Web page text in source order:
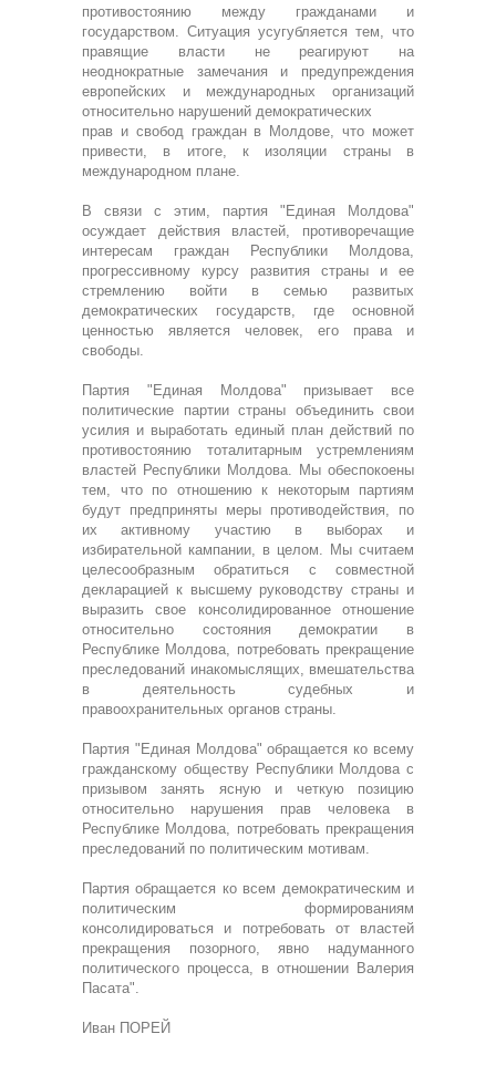
противостоянию между гражданами и
государством. Ситуация усугубляется тем, что
правящие власти не реагируют на
неоднократные замечания и предупреждения
европейских и международных организаций
относительно нарушений демократических
прав и свобод граждан в Молдове, что может
привести, в итоге, к изоляции страны в
международном плане.
В связи с этим, партия "Единая Молдова"
осуждает действия властей, противоречащие
интересам граждан Республики Молдова,
прогрессивному курсу развития страны и ее
стремлению войти в семью развитых
демократических государств, где основной
ценностью является человек, его права и
свободы.
Партия "Единая Молдова" призывает все
политические партии страны объединить свои
усилия и выработать единый план действий по
противостоянию тоталитарным устремлениям
властей Республики Молдова. Мы обеспокоены
тем, что по отношению к некоторым партиям
будут предприняты меры противодействия, по
их активному участию в выборах и
избирательной кампании, в целом. Мы считаем
целесообразным обратиться с совместной
декларацией к высшему руководству страны и
выразить свое консолидированное отношение
относительно состояния демократии в
Республике Молдова, потребовать прекращение
преследований инакомыслящих, вмешательства
в деятельность судебных и
правоохранительных органов страны.
Партия "Единая Молдова" обращается ко всему
гражданскому обществу Республики Молдова с
призывом занять ясную и четкую позицию
относительно нарушения прав человека в
Республике Молдова, потребовать прекращения
преследований по политическим мотивам.
Партия обращается ко всем демократическим и
политическим формированиям
консолидироваться и потребовать от властей
прекращения позорного, явно надуманного
политического процесса, в отношении Валерия
Пасата".
Иван ПОРЕЙ